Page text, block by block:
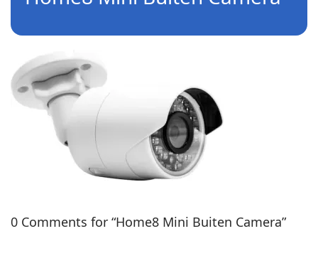
0 Comments for “Home8 Mini Buiten Camera”